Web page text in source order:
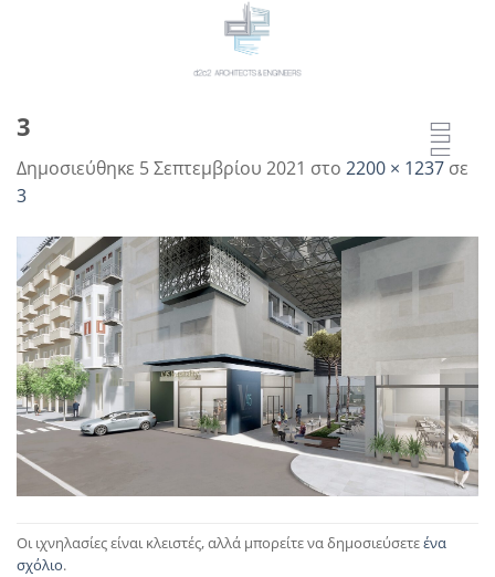
3
Δημοσιεύθηκε 5 Σεπτεμβρίου 2021 στο 2200 × 1237 σε
3
Οι ιχνηλασίες είναι κλειστές, αλλά μπορείτε να δημοσιεύσετεένα
σχόλιο.